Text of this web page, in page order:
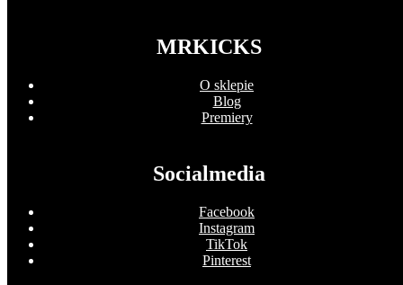
MRKICKS
O sklepie
Blog
Premiery
Socialmedia
Facebook
Instagram
TikTok
Pinterest